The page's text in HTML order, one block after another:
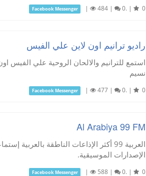
Facebook Messenger | 484 | 0. | 0
راديو ترانيم اون لاين علي الفيس
استمع للترانيم والالحان الروحية علي
نسيم
Facebook Messenger | 477 | 0. | 0
Al Arabiya 99 FM
العربية 99 أكثر الإذاعات الناطقة
الإصدارات الموسيقية.
Facebook Messenger | 588 | 0. | 0